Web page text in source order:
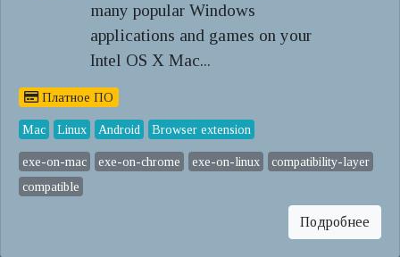
many popular Windows
applications and games on your
Intel OS X Mac...
Платное ПО
Mac Linux Android Browser extension
exe-on-mac exe-on-chrome exe-on-linux
compatibility-layer
compatible
Подробнее